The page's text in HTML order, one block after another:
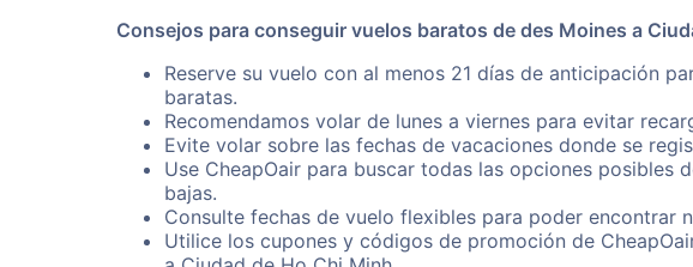
Consejos para conseguir vuelos baratos de des Moines a
Reserve su vuelo con al menos 21 días de anticipación
baratas.
Recomendamos volar de lunes a viernes para evitar
Evite volar sobre las fechas de vacaciones donde se
Use CheapOair para buscar todas las opciones posibles
bajas.
Consulte fechas de vuelo flexibles para poder encontrar
Utilice los cupones y códigos de promoción de